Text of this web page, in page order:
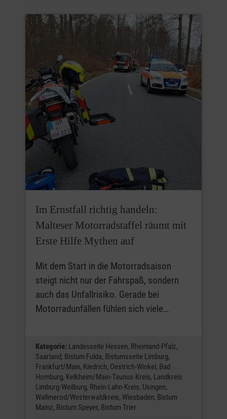
Im Ernstfall richtig handeln:
Malteser Motorradstaffel räumt mit
Erste Hilfe Mythen auf
Mit dem Start in die Motorradsaison
steigt nicht nur der Fahrspaß, sondern
auch das Unfallrisiko. Gerade bei
Motorradunfällen fühlen sich viele…
Kategorie: Landesseite Hessen, Rheinland-Pfalz,
Saarland, Bistum Fulda, Bistumsseite Limburg,
Frankfurt/Main, Kiedrich, Oestrich-Winkel, Bad
Homburg, Kelkheim/Main-Taunus-Kreis, Landkreis
Limburg-Weilburg, Rhein-Lahn-Kreis, Usingen,
Wallmerod/Westerwaldkreis, Wiesbaden, Bistum
Mainz, Bistum Speyer, Bistum Trier